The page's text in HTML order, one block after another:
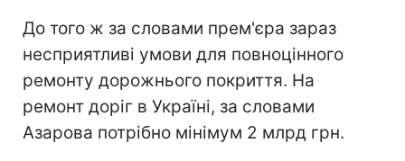
До того ж за словами прем'єра зараз
несприятливі умови для повноцінного
ремонту дорожнього покриття. На
ремонт доріг в Україні, за словами
Азарова потрібно мінімум 2 млрд грн.